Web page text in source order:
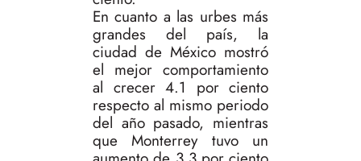
En cuanto a las urbes más
grandes del país, la
ciudad de México mostró
el mejor comportamiento
al crecer 4.1 por ciento
respecto al mismo periodo
del año pasado, mientras
que Monterrey tuvo un